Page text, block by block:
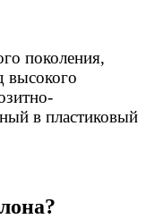
поколения,
высокого
в пластиковый